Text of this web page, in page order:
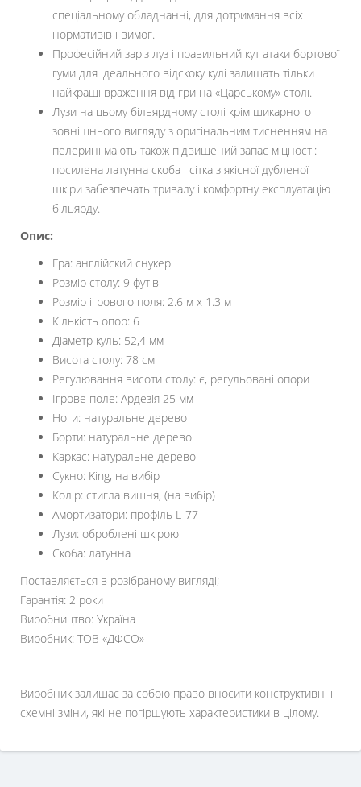
спеціальному обладнанні, для дотримання всіх
нормативів і вимог.
Професійний заріз луз і правильний кут атаки бортової
гуми для ідеального відскоку кулі залишать тільки
найкращі враження від гри на «Царському» столі.
Лузи на цьому більярдному столі крім шикарного
зовнішнього вигляду з оригінальним тисненням на
пелерині мають також підвищений запас міцності:
посилена латунна скоба і сітка з якісної дубленої
шкіри забезпечать тривалу і комфортну експлуатацію
більярду.
Опис:
Гра: англійский снукер
Розмір столу: 9 футів
Розмір ігрового поля: 2.6 м х 1.3 м
Кількість опор: 6
Діаметр куль: 52,4 мм
Висота столу: 78 см
Регулювання висоти столу: є, регульовані опори
Ігрове поле: Ардезія 25 мм
Ноги: натуральне дерево
Борти: натуральне дерево
Каркас: натуральне дерево
Сукно: King, на вибір
Колір: стигла вишня, (на вибір)
Амортизатори: профіль L-77
Лузи: оброблені шкірою
Скоба: латунна
Поставляється в розібраному вигляді;
Гарантія: 2 роки
Виробництво: Україна
Виробник: ТОВ «ДФСО»
Виробник залишає за собою право вносити конструктивні і
схемні зміни, які не погіршують характеристики в цілому.